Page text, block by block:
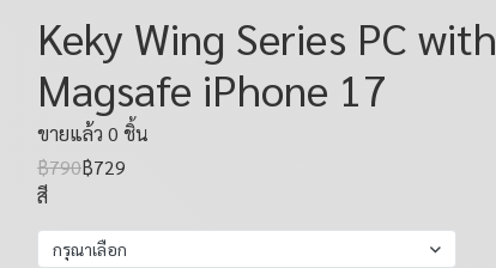
Keky Wing Series PC with
Magsafe iPhone 17
ขายแล้ว 0 ชิ้น
฿790฿729
สี
กรุณาเลือก